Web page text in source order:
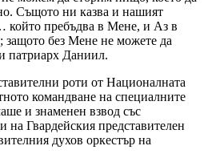
Същото ни казва и нашият
който пребъдва в Мене, и Аз в
защото без Мене не можете да
патриарх Даниил.
роти от Националната
командване на специалните
и знаменен взвод със
на Гвардейския представителен
духов оркестър на